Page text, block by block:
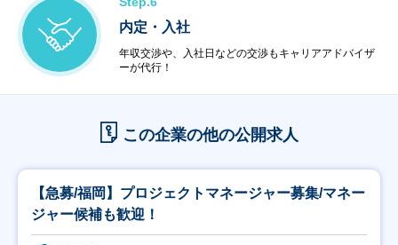
内定・入社
年収交渉や、入社日などの交渉もキャリアアドバイザ
ーが代行！
この企業の他の公開求人
【急募/福岡】プロジェクトマネージャー募集/マネー
ジャー候補も歓迎！